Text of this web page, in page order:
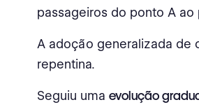
passageiros do ponto A
A adoção generalizada de
repentina.
Seguiu uma evolução